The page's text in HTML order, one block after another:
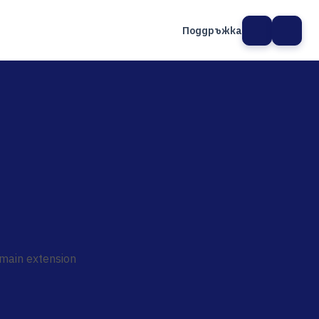
Поддръжка